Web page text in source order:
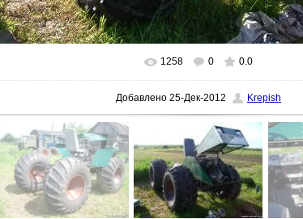
1258 0 0.0
Добавлено 25-Дек-2012 Krepish